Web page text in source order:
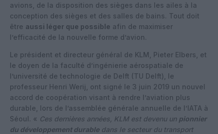
avions, de la disposition des sièges dans les ailes à la
conception des sièges et des salles de bains. Tout doit
être aussi léger que possible afin de maximiser
l’efficacité de la nouvelle forme d’avion.
Le président et directeur général de KLM, Pieter Elbers, et
le doyen de la faculté d’ingénierie aérospatiale de
l’université de technologie de Delft (TU Delft), le
professeur Henri Werij, ont signé le 3 juin 2019 un nouvel
accord de coopération visant à rendre l’aviation plus
durable, lors de l’assemblée générale annuelle de l’IATA à
Séoul. « Ces dernières années, KLM est devenu un pionnier
du développement durabledans le secteur du transport